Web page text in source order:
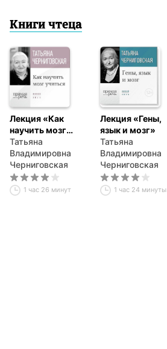
Книги чтеца
Лекция «Как
научить мозг
учиться»
Татьяна
Владимировна
Черниговская
1 час 26 минут
Лекция «Гены,
язык и мозг»
Татьяна
Владимировна
Черниговская
1 час 24 минуты